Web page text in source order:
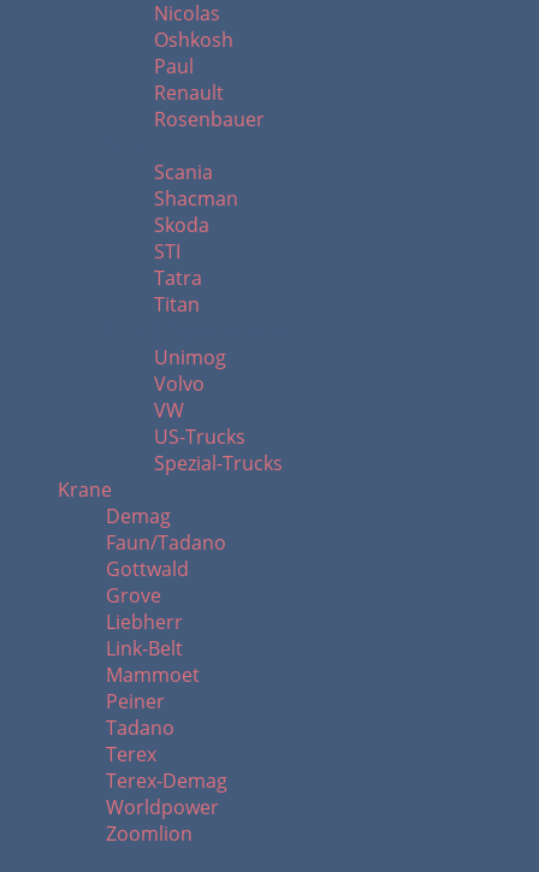
Nicolas
Oshkosh
Paul
Renault
Rosenbauer
Scania
Shacman
Skoda
STI
Tatra
Titan
Unimog
Volvo
VW
US-Trucks
Spezial-Trucks
Krane
Demag
Faun/Tadano
Gottwald
Grove
Liebherr
Link-Belt
Mammoet
Peiner
Tadano
Terex
Terex-Demag
Worldpower
Zoomlion